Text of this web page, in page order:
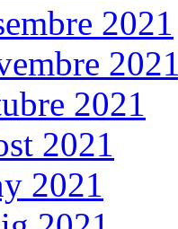
2021
2021
2021
2021
2021